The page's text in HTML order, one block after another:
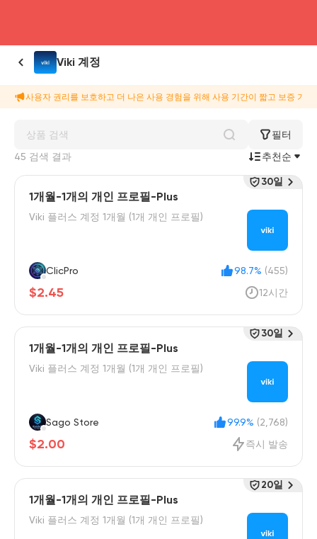
Viki 계정
사용자 권리를 보호하고 더 나은 사용 경험을 위해 사용 기간이 짧고 보증 기
필터
45 검색 결과
추천순
1개월-1개의 개인 프로필-Plus
Viki 플러스 계정 1개월 (1개 개인 프로필)
ClicPro 98.7% (455)
$2.45 12시간
30일
1개월-1개의 개인 프로필-Plus
Viki 플러스 계정 1개월 (1개 개인 프로필)
Sago Store 99.9% (2,768)
$2.00 즉시 발송
30일
1개월-1개의 개인 프로필-Plus
Viki 플러스 계정 1개월 (1개 개인 프로필)
20일